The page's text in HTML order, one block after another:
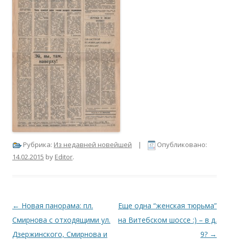
Рубрика: Из недавней новейшей |
Опубликовано:
14.02.2015 by Editor.
Навигация по записям
← Новая панорама: пл.
Смирнова с отходящими ул.
Дзержинского, Смирнова и
Еще одна “женская тюрьма”
на Витебском шоссе :) – в д.
9? →